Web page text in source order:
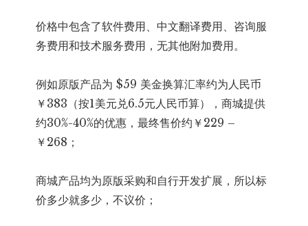
价格中包含了软件费用、中文翻译费用、咨询服
务费用和技术服务费用，无其他附加费用。
例如原版产品为 $59 美金换算汇率约为人民币
￥383（按1美元兑6.5元人民币算），商城提供
约30%-40%的优惠，最终售价约￥229 –
￥268；
商城产品均为原版采购和自行开发扩展，所以标
价多少就多少，不议价；